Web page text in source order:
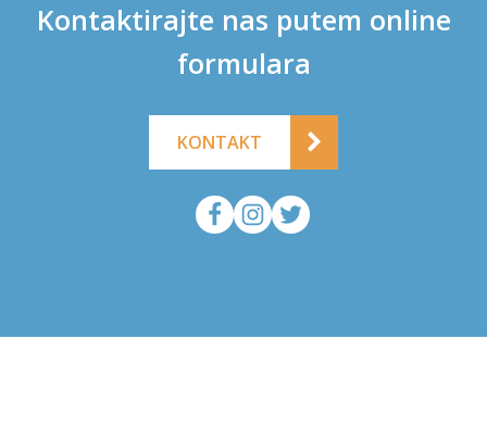
Kontaktirajte nas putem online
formulara
KONTAKT